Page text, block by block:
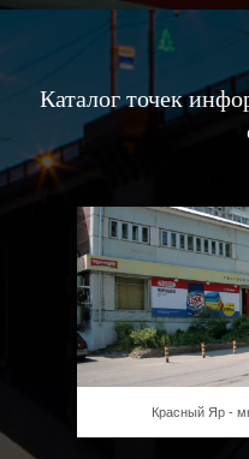
Каталог точек
Красный Яр -